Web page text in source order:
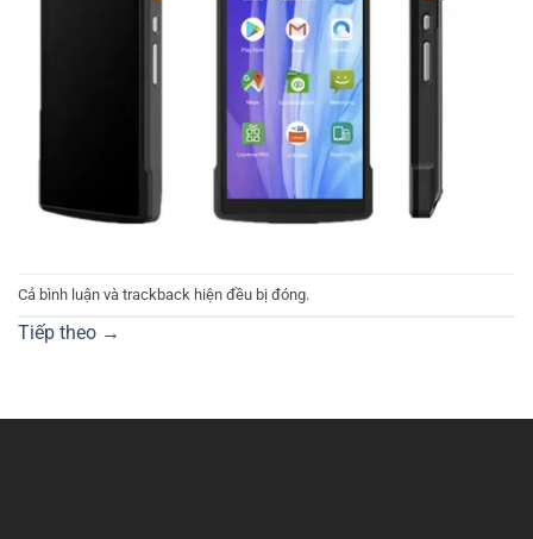
Cả bình luận và trackback hiện đều bị đóng.
Tiếp theo →